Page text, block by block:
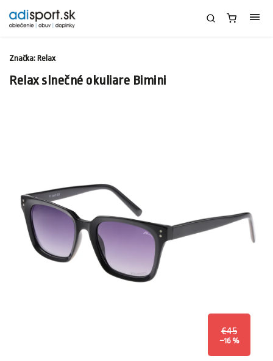
Relax slnečné okuliare Bimini
€45
–16 %
Značka: Relax